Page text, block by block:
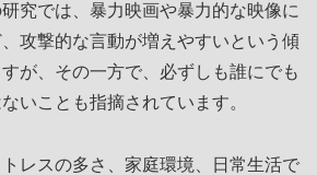
究では、暴力映画や暴力的な映像に
攻撃的な言動が増えやすいという傾
が、その一方で、必ずしも誰にでも
いことも指摘されています。
レスの多さ、家庭環境、日常生活で